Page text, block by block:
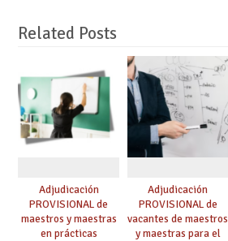
Related Posts
Adjudicación
PROVISIONAL de
maestros y maestras
en prácticas
Adjudicación
PROVISIONAL de
vacantes de maestros
y maestras para el